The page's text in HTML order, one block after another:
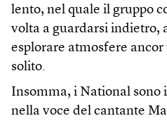
lento, nel quale il gruppo
volta a guardarsi indietro,
esplorare atmosfere
solito.
Insomma, i National sono
nella voce del cantante